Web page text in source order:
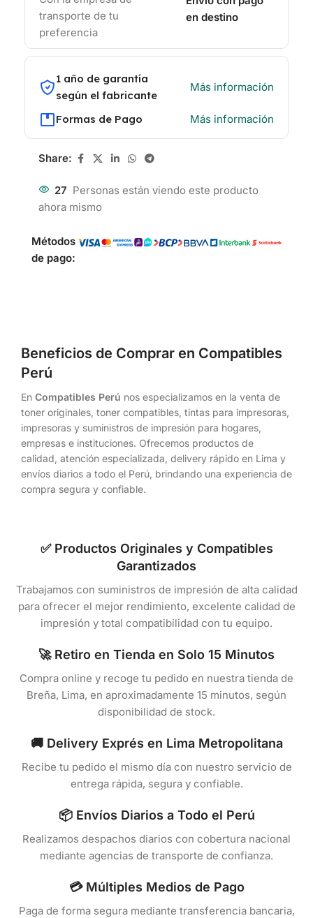
transporte de tu
preferencia
en destino
1 año de garantía
según el fabricante
Más información
Formas de Pago Más información
Share:
27 Personas están viendo este producto
ahora mismo
Métodos
de pago:
Beneficios de Comprar en Compatibles
Perú
En Compatibles Perú nos especializamos en la venta de
toner originales, toner compatibles, tintas para impresoras,
impresoras y suministros de impresión para hogares,
empresas e instituciones. Ofrecemos productos de
calidad, atención especializada, delivery rápido en Lima y
envíos diarios a todo el Perú, brindando una experiencia de
compra segura y confiable.
✅ Productos Originales y Compatibles
Garantizados
Trabajamos con suministros de impresión de alta calidad
para ofrecer el mejor rendimiento, excelente calidad de
impresión y total compatibilidad con tu equipo.
🚀 Retiro en Tienda en Solo 15 Minutos
Compra online y recoge tu pedido en nuestra tienda de
Breña, Lima, en aproximadamente 15 minutos, según
disponibilidad de stock.
🚚 Delivery Exprés en Lima Metropolitana
Recibe tu pedido el mismo día con nuestro servicio de
entrega rápida, segura y confiable.
📦 Envíos Diarios a Todo el Perú
Realizamos despachos diarios con cobertura nacional
mediante agencias de transporte de confianza.
💳 Múltiples Medios de Pago
Paga de forma segura mediante transferencia bancaria,